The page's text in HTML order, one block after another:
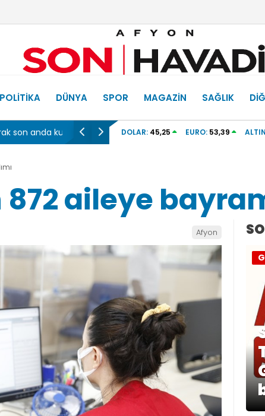
POLITIKA DÜNYA SPOR MAGAZIN SAĞLIK
“Türkiye için durmadan, yorulmadan çalışmaya
DOLAR: 45,25 EURO: 53,39
872 aileye
Afyon